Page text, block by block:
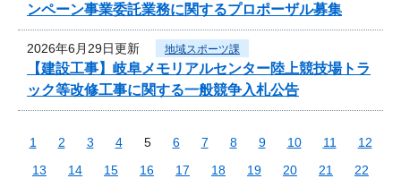
ンペーン事業委託業務に関するプロポーザル募集
2026年6月29日更新 地域スポーツ課
【建設工事】岐阜メモリアルセンター陸上競技場トラ
ック等改修工事に関する一般競争入札公告
1 2 3 4 5 6 7 8 9 10 11
12
13
14 15 16 17 18 19 20 21
22